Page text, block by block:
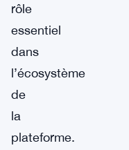
rôle
essentiel
dans
l’écosystème
de
la
plateforme.